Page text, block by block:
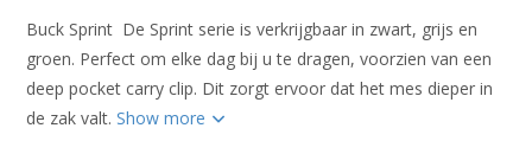
Buck Sprint De Sprint serie is verkrijgbaar in zwart, grijs en
groen. Perfect om elke dag bij u te dragen, voorzien van een
deep pocket carry clip. Dit zorgt ervoor dat het mes dieper in
de zak valt.Show more